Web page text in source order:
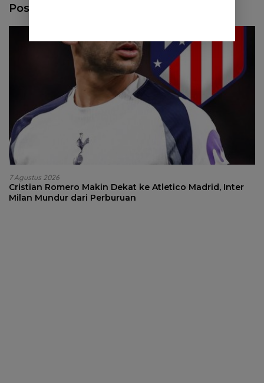
Pos Terbaru
7 Agustus 2026
Cristian Romero Makin Dekat ke Atletico Madrid, Inter
Milan Mundur dari Perburuan